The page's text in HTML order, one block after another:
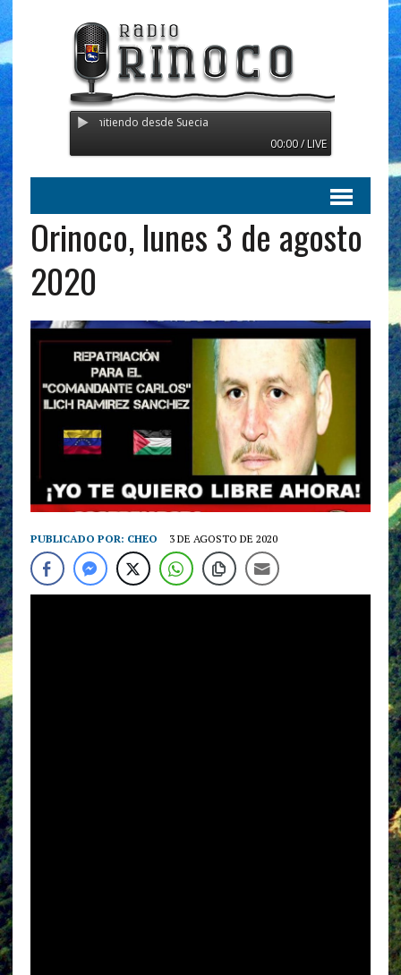
- Transmitiendo desde Suecia
00:00 / LIVE
Orinoco, lunes 3 de agosto
2020
PUBLICADO POR: CHEO 3 DE AGOSTO DE 2020